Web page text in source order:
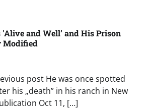
and Well’ and His Prison
Modified
post He was once spotted
his „death” in his ranch in New
Oct 11, […]